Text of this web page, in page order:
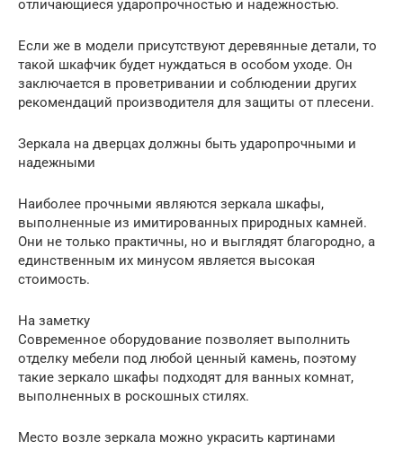
отличающиеся ударопрочностью и надежностью.
Если же в модели присутствуют деревянные детали, то
такой шкафчик будет нуждаться в особом уходе. Он
заключается в проветривании и соблюдении других
рекомендаций производителя для защиты от плесени.
Зеркала на дверцах должны быть ударопрочными и
надежными
Наиболее прочными являются зеркала шкафы,
выполненные из имитированных природных камней.
Они не только практичны, но и выглядят благородно, а
единственным их минусом является высокая
стоимость.
На заметку
Современное оборудование позволяет выполнить
отделку мебели под любой ценный камень, поэтому
такие зеркало шкафы подходят для ванных комнат,
выполненных в роскошных стилях.
Место возле зеркала можно украсить картинами